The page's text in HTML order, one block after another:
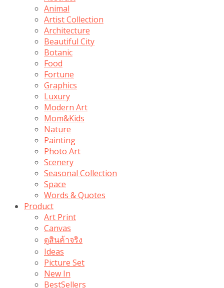
Animal
Artist Collection
Architecture
Beautiful City
Botanic
Food
Fortune
Graphics
Luxury
Modern Art
Mom&Kids
Nature
Painting
Photo Art
Scenery
Seasonal Collection
Space
Words & Quotes
Product
Art Print
Canvas
ดูสินค้าจริง
Ideas
Picture Set
New In
BestSellers